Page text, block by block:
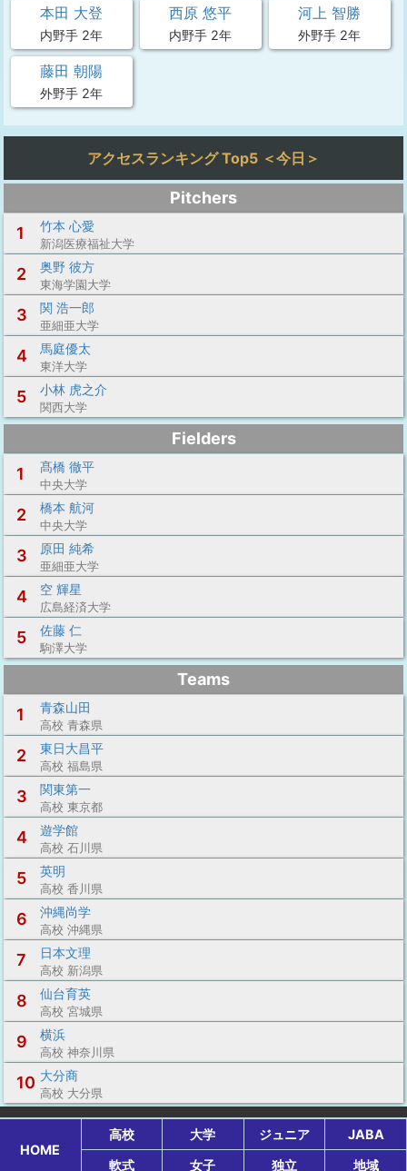
本田 大登
内野手 2年
西原 悠平
内野手 2年
河上 智勝
外野手 2年
藤田 朝陽
外野手 2年
アクセスランキング Top5 ＜今日＞
Pitchers
1
竹本 心愛
新潟医療福祉大学
2 奥野 彼方
東海学園大学
3 関 浩一郎
亜細亜大学
4 馬庭優太
東洋大学
5 小林 虎之介
関西大学
Fielders
1
髙橋 徹平
中央大学
2 橋本 航河
中央大学
3 原田 純希
亜細亜大学
4 空 輝星
広島経済大学
5 佐藤 仁
駒澤大学
Teams
1
青森山田
高校 青森県
2 東日大昌平
高校 福島県
3 関東第一
高校 東京都
4 遊学館
高校 石川県
5 英明
高校 香川県
6 沖縄尚学
高校 沖縄県
7 日本文理
高校 新潟県
8 仙台育英
高校 宮城県
9 横浜
高校 神奈川県
10 大分商
高校 大分県
HOME
高校 大学 ジュニア
JABA
軟式
女子 独立 地域